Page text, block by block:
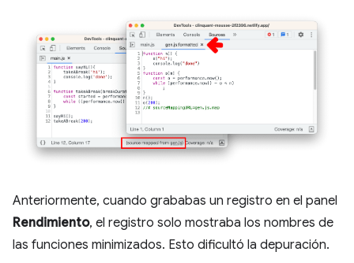
Anteriormente, cuando grababas un registro en el panel
Rendimiento, el registro solo mostraba los nombres de
las funciones minimizados. Esto dificultó la depuración.